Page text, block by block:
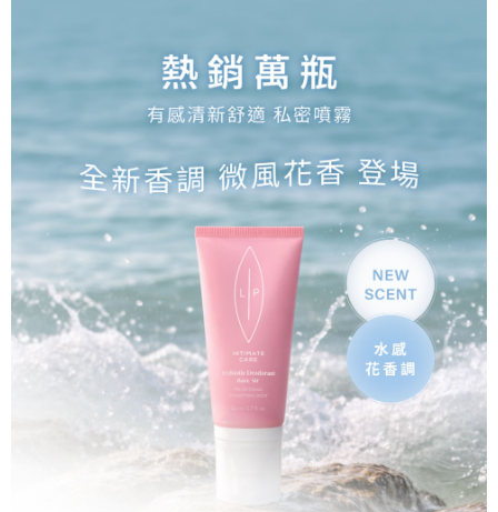
てAFTEEにご提供いただく、またはAFTEEにあなたの個人情報の収集、処
理、利用を許可することににご同意いただけない場合は、当サービスを選